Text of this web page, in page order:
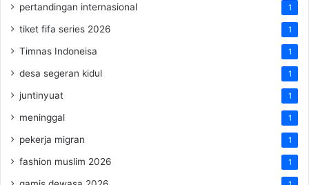
pertandingan internasional 1
tiket fifa series 2026 1
Timnas Indoneisa 1
desa segeran kidul 1
juntinyuat 1
meninggal 1
pekerja migran 1
fashion muslim 2026 1